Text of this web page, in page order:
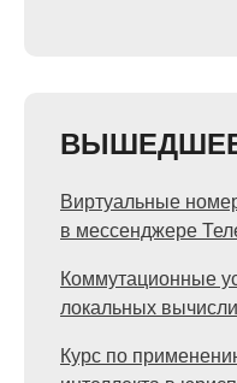
Виртуальные
в мессенджере
Коммутационные
локальных
Курс по